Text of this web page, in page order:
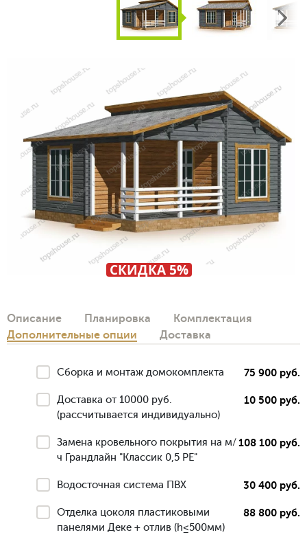
Next
СКИДКА 5%
Описание Планировка
Комплектация
Дополнительные опции
Доставка
Сборка и монтаж домокомплекта 75 900 руб.
Доставка от 10000 руб.
(рассчитывается индивидуально)
10 500 руб.
Замена кровельного покрытия на м/
ч Грандлайн "Классик 0,5 РЕ"
108 100 руб.
Водосточная система ПВХ 30 400 руб.
Отделка цоколя пластиковыми
панелями Деке + отлив (h≤500мм)
88 800 руб.